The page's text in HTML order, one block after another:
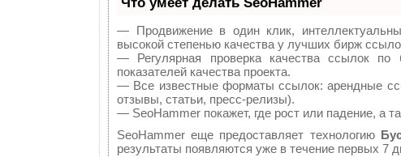
Что умеет делать SeoHammer
— Продвижение в один клик,
высокой степенью качества у лучших бирж
— Регулярная проверка качества ссылок
показателей качества проекта.
— Все известные форматы ссылок: арендные
отзывы, статьи, пресс-релизы).
— SeoHammer покажет, где рост или падение, а
SeoHammer еще предоставляет технологию
результаты появляются уже в течение первых 7